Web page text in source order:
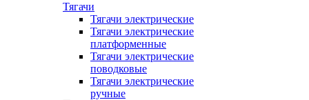
Тягачи
Тягачи электрические
Тягачи электрические
платформенные
Тягачи электрические
поводковые
Тягачи электрические
ручные